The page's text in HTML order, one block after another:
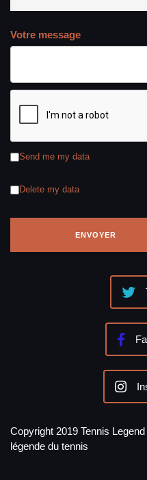
Votre message
Send me my data
Delete my data
Copyright 2019 Tennis
légende du tennis